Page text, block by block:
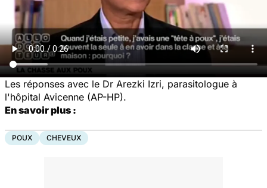
Les réponses avec le Dr Arezki Izri, parasitologue à
l'hôpital Avicenne (AP-HP).
En savoir plus :
POUX CHEVEUX